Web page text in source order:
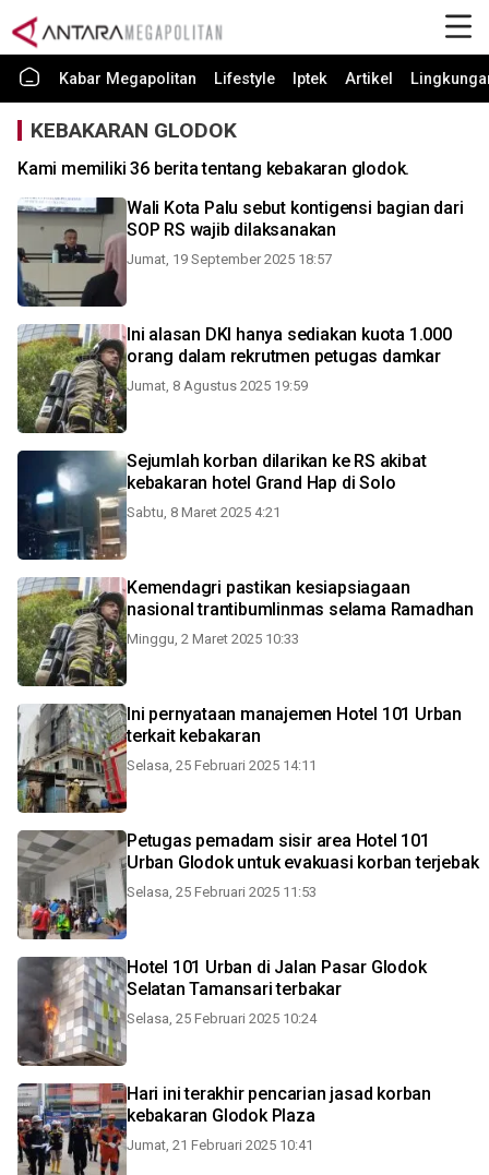
Kabar Megapolitan Lifestyle Iptek Artikel
KEBAKARAN GLODOK
Kami memiliki 36 berita tentang kebakaran glodok.
Wali Kota Palu sebut kontigensi bagian dari
SOP RS wajib dilaksanakan
Jumat, 19 September 2025 18:57
Ini alasan DKI hanya sediakan kuota 1.000
orang dalam rekrutmen petugas damkar
Jumat, 8 Agustus 2025 19:59
Sejumlah korban dilarikan ke RS akibat
kebakaran hotel Grand Hap di Solo
Sabtu, 8 Maret 2025 4:21
Kemendagri pastikan kesiapsiagaan
nasional trantibumlinmas selama Ramadhan
Minggu, 2 Maret 2025 10:33
Ini pernyataan manajemen Hotel 101 Urban
terkait kebakaran
Selasa, 25 Februari 2025 14:11
Petugas pemadam sisir area Hotel 101
Urban Glodok untuk evakuasi korban terjebak
Selasa, 25 Februari 2025 11:53
Hotel 101 Urban di Jalan Pasar Glodok
Selatan Tamansari terbakar
Selasa, 25 Februari 2025 10:24
Hari ini terakhir pencarian jasad korban
kebakaran Glodok Plaza
Jumat, 21 Februari 2025 10:41